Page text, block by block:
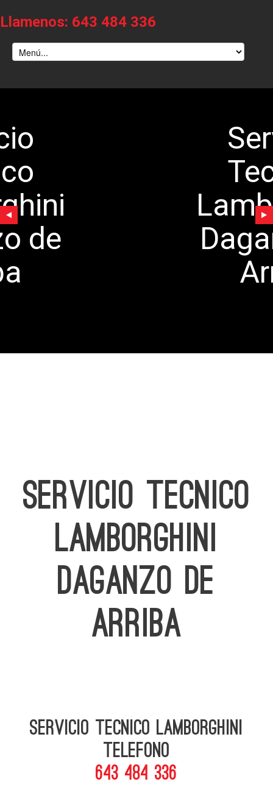
Llamenos: 643 484 336
Lamborghini
Daganzo de
SERVICIO TECNICO
LAMBORGHINI
DAGANZO DE
ARRIBA
Servicio Tecnico Lamborghini
telefono
643 484 336